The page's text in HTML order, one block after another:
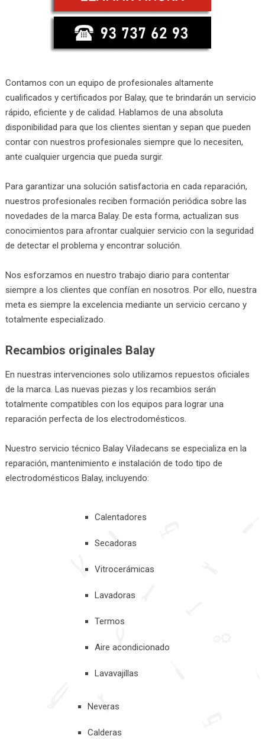
Contamos con un equipo de profesionales altamente
cualificados y certificados por Balay, que te brindarán un servicio
rápido, eficiente y de calidad. Hablamos de una absoluta
disponibilidad para que los clientes sientan y sepan que pueden
contar con nuestros profesionales siempre que lo necesiten,
ante cualquier urgencia que pueda surgir.
Para garantizar una solución satisfactoria en cada reparación,
nuestros profesionales reciben formación periódica sobre las
novedades de la marca Balay. De esta forma, actualizan sus
conocimientos para afrontar cualquier servicio con la seguridad
de detectar el problema y encontrar solución.
Nos esforzamos en nuestro trabajo diario para contentar
siempre a los clientes que confían en nosotros. Por ello, nuestra
meta es siempre la excelencia mediante un servicio cercano y
totalmente especializado.
Recambios originales Balay
En nuestras intervenciones solo utilizamos repuestos oficiales
de la marca. Las nuevas piezas y los recambios serán
totalmente compatibles con los equipos para lograr una
reparación perfecta de los electrodomésticos.
Nuestro servicio técnico Balay Viladecans se especializa en la
reparación, mantenimiento e instalación de todo tipo de
electrodomésticos Balay, incluyendo:
Calentadores
Secadoras
Vitrocerámicas
Lavadoras
Termos
Aire acondicionado
Lavavajillas
Neveras
Calderas